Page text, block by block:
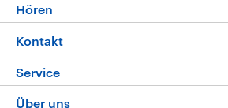
Die Nachrichten
Nachrichtenleicht
Neue Beiträge auf dlf.de
Hören
Livestream
Podcasts
Kontakt
Service
FAQ
Über uns